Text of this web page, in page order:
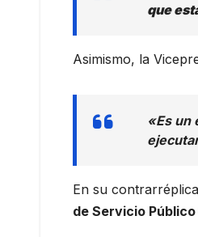
que
Asimismo, la
«Es un
En su
de Servicio